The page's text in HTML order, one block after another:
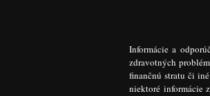
Informácie a
zdravotných
finančnú stratu či
niektoré informácie